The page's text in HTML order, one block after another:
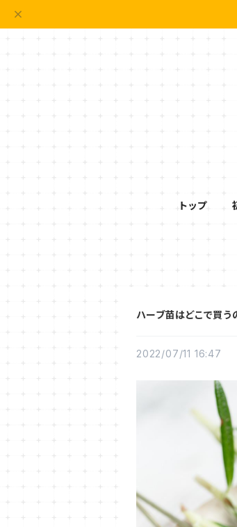
トップ
ハーブ苗はどこで買
2022/07/11 16:47